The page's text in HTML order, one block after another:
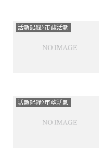
活動記録>市政活動
活動記録>市政活動